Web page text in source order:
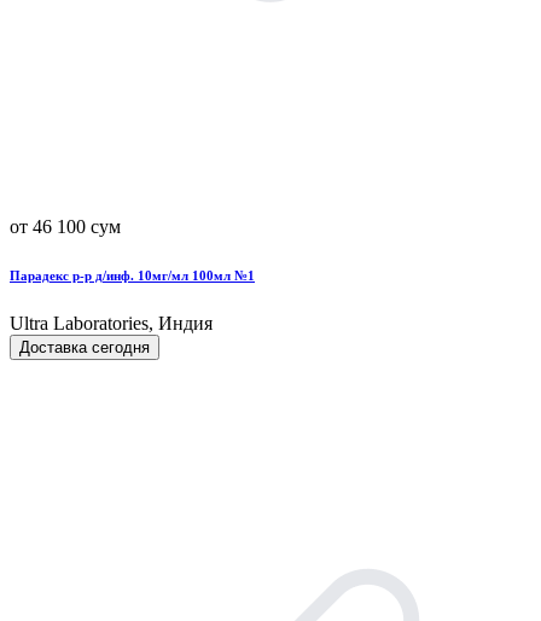
от 46 100 сум
Парадекс р-р д/инф. 10мг/мл 100мл №1
Ultra Laboratories, Индия
Доставка сегодня